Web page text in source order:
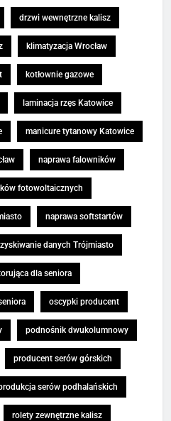
drzwi wewnętrzne kalisz
klimatyzacja Wrocław
kotłownie gazowe
laminacja rzęs Katowice
manicure tytanowy Katowice
naprawa falowników
fotowoltaicznych
naprawa softstartów
danych Trójmiasto
dla seniora
oscypki producent
podnośnik dwukolumnowy
producent serów górskich
serów podhalańskich
rolety zewnętrzne kalisz